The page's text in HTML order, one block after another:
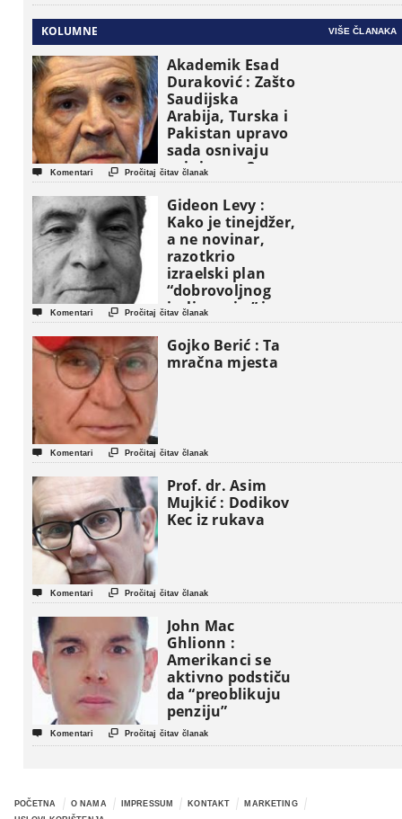
KOLUMNE VIŠE ČLANAKA
Akademik Esad
Duraković : Zašto
Saudijska
Arabija, Turska i
Pakistan upravo
sada osnivaju
vojni savez?
 Komentari  Pročitaj čitav članak
Gideon Levy :
Kako je tinejdžer,
a ne novinar,
razotkrio
izraelski plan
“dobrovoljnog
iseljavanja ” iz
Gaze
 Komentari  Pročitaj čitav članak
Gojko Berić : Ta
mračna mjesta
 Komentari  Pročitaj čitav članak
Prof. dr. Asim
Mujkić : Dodikov
Kec iz rukava
 Komentari  Pročitaj čitav članak
John Mac
Ghlionn :
Amerikanci se
aktivno podstiču
da “preoblikuju
penziju”
 Komentari  Pročitaj čitav članak
POČETNA O NAMA IMPRESSUM KONTAKT
MARKETING